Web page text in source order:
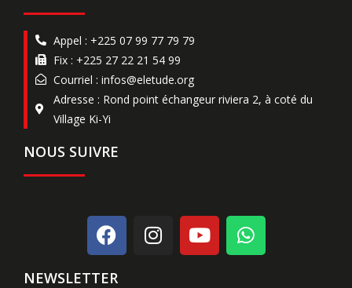
Appel : +225 07 99 77 79 79
Fix : +225 27 22 21 54 99
Courriel : infos@eletude.org
Adresse : Rond point échangeur riviera 2, à coté du
Village Ki-Yi
NOUS SUIVRE
NEWSLETTER